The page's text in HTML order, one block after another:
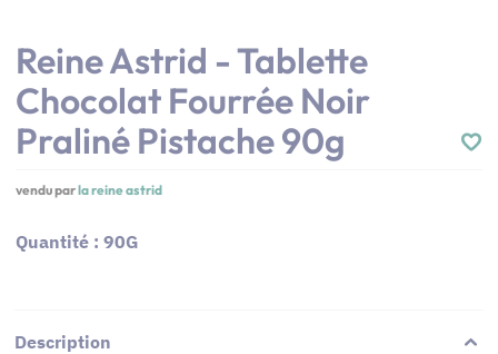
Reine Astrid - Tablette
Chocolat Fourrée Noir
Praliné Pistache 90g
vendu parla reine astrid
Quantité : 90G
Description